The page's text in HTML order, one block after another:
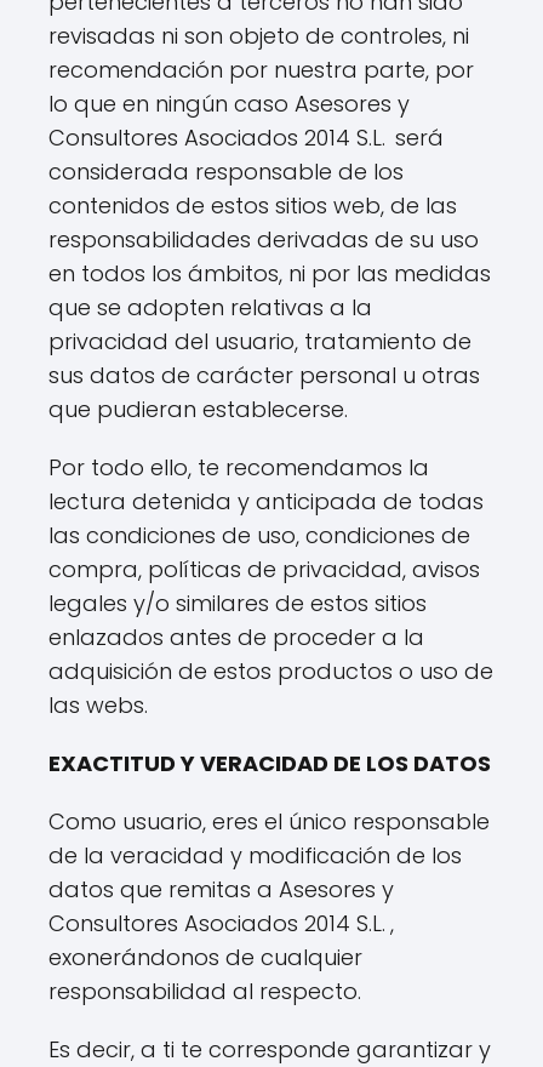
revisadas ni son objeto de controles, ni
recomendación por nuestra parte, por
lo que en ningún caso Asesores y
Consultores Asociados 2014 S.L. será
considerada responsable de los
contenidos de estos sitios web, de las
responsabilidades derivadas de su uso
en todos los ámbitos, ni por las medidas
que se adopten relativas a la
privacidad del usuario, tratamiento de
sus datos de carácter personal u otras
que pudieran establecerse.
Por todo ello, te recomendamos la
lectura detenida y anticipada de todas
las condiciones de uso, condiciones de
compra, políticas de privacidad, avisos
legales y/o similares de estos sitios
enlazados antes de proceder a la
adquisición de estos productos o uso de
las webs.
EXACTITUD Y VERACIDAD DE LOS DATOS
Como usuario, eres el único responsable
de la veracidad y modificación de los
datos que remitas a Asesores y
Consultores Asociados 2014 S.L. ,
exonerándonos de cualquier
responsabilidad al respecto.
Es decir, a ti te corresponde garantizar y